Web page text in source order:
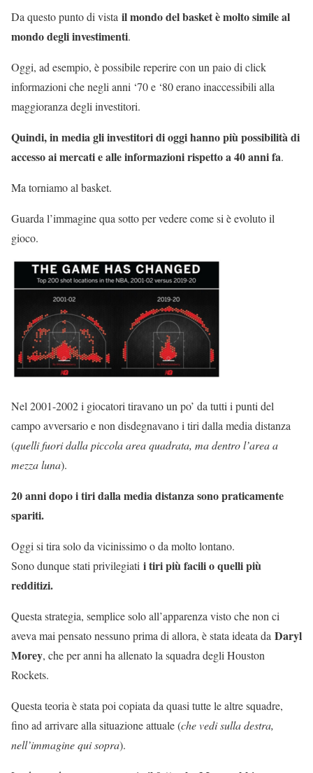
Da questo punto di vista il mondo del basket è molto simile al
mondo degli investimenti.
Oggi, ad esempio, è possibile reperire con un paio di click
informazioni che negli anni ‘70 e ‘80 erano inaccessibili alla
maggioranza degli investitori.
Quindi, in media gli investitori di oggi hanno più possibilità di
accesso ai mercati e alle informazioni rispetto a 40 anni fa.
Ma torniamo al basket.
Guarda l’immagine qua sotto per vedere come si è evoluto il
gioco.
Nel 2001-2002 i giocatori tiravano un po’ da tutti i punti del
campo avversario e non disdegnavano i tiri dalla media distanza
(quelli fuori dalla piccola area quadrata, ma dentro l’area a
mezza luna).
20 anni dopo i tiri dalla media distanza sono praticamente
spariti.
Oggi si tira solo da vicinissimo o da molto lontano.
Sono dunque stati privilegiati i tiri più facili o quelli più
redditizi.
Questa strategia, semplice solo all’apparenza visto che non ci
aveva mai pensato nessuno prima di allora, è stata ideata da Daryl
Morey, che per anni ha allenato la squadra degli Houston
Rockets.
Questa teoria è stata poi copiata da quasi tutte le altre squadre,
fino ad arrivare alla situazione attuale (che vedi sulla destra,
nell’immagine qui sopra).